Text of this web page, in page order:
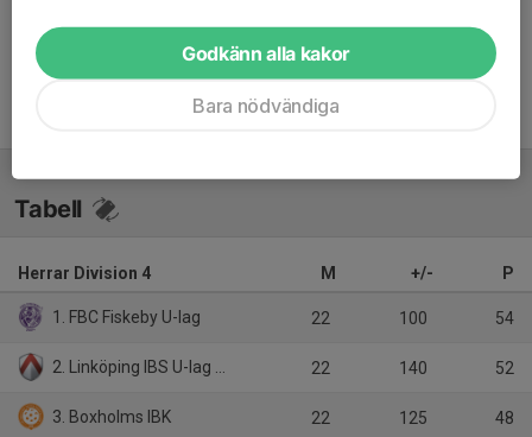
Inget referat skrivet
Tabell
Herrar Division 4 M +/- P
1. FBC Fiskeby U-lag 22 100 54
2. Linköping IBS U-lag Vikingstad 22 140 52
3. Boxholms IBK 22 125 48
Godkänn alla kakor
Bara nödvändiga